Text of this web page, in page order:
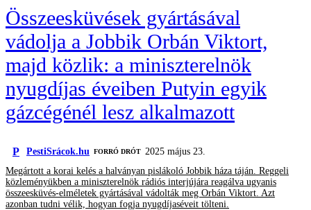
Összeesküvések gyártásával
vádolja a Jobbik Orbán Viktort,
majd közlik: a miniszterelnök
nyugdíjas éveiben Putyin egyik
gázcégénél lesz alkalmazott
P PestiSrácok.hu FORRÓ DRÓT 2025 május 23.
Megártott a korai kelés a halványan pislákoló Jobbik háza táján. Reggeli
közleményükben a miniszterelnök rádiós interjújára reagálva ugyanis
összeesküvés-elméletek gyártásával vádolták meg Orbán Viktort. Azt
azonban tudni vélik, hogyan fogja nyugdíjaséveit tölteni.